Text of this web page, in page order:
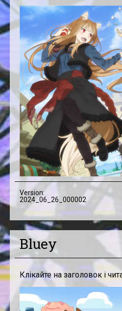
Version:
2024_06_26_000002
Bluey
Клікайте на заголовок і